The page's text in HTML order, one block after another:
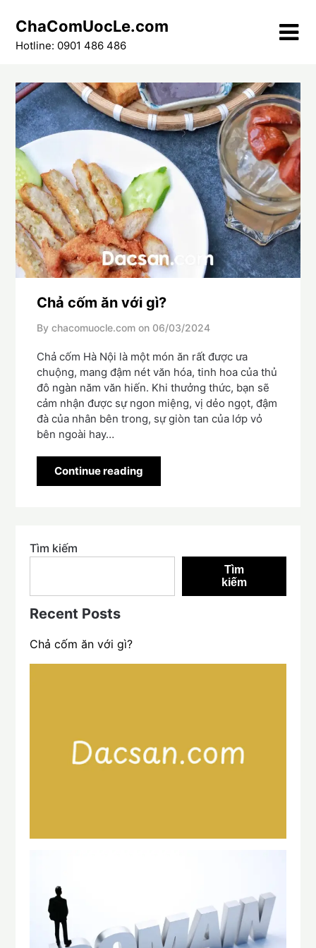
content
ChaComUocLe.com
Hotline: 0901 486 486
Chả cốm ăn với gì?
By chacomuocle.com on 06/03/2024
Chả cốm Hà Nội là một món ăn rất được ưa
chuộng, mang đậm nét văn hóa, tinh hoa của thủ
đô ngàn năm văn hiến. Khi thưởng thức, bạn sẽ
cảm nhận được sự ngon miệng, vị dẻo ngọt, đậm
đà của nhân bên trong, sự giòn tan của lớp vỏ
bên ngoài hay…
Continue reading
Tìm kiếm
Tìm
kiếm
Recent Posts
Chả cốm ăn với gì?